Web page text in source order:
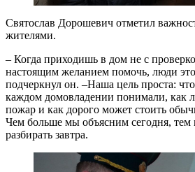
Святослав Дорошевич отметил
жителями.
– Когда приходишь в дом не с
настоящим желанием помочь, люди
подчеркнул он. –Наша цель проста:
каждом домовладении понимали, как
пожар и как дорого может стоить
Чем больше мы объясним сегодня, тем
разбирать завтра.